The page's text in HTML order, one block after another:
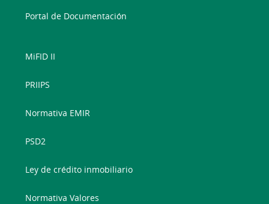
Portal de Documentación
MiFID II
PRIIPS
Normativa EMIR
PSD2
Ley de crédito inmobiliario
Normativa Valores